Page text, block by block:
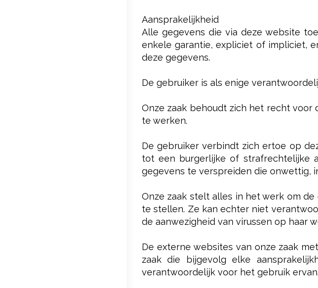
Aansprakelijkheid
Alle gegevens die via deze website
enkele garantie, expliciet of impliciet,
deze gegevens.
De gebruiker is als enige
Onze zaak behoudt zich het recht voor
te werken.
De gebruiker verbindt zich ertoe op
tot een burgerlijke of strafrechtelijke
gegevens te verspreiden die onwettig,
Onze zaak stelt alles in het werk om
te stellen. Ze kan echter niet
de aanwezigheid van virussen op haar
De externe websites van onze zaak
zaak die bijgevolg elke
verantwoordelijk voor het gebruik ervan.